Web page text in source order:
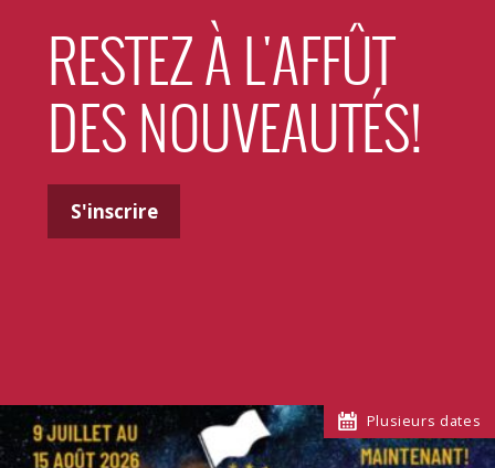
RESTEZ À L'AFFÛT
DES NOUVEAUTÉS!
S'inscrire
Plusieurs dates